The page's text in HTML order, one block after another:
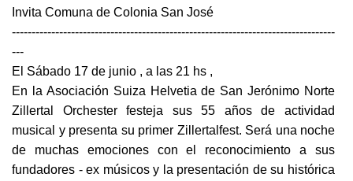
Invita Comuna de Colonia San José
----------------------------------------------------------------------------------
---
El Sábado 17 de junio , a las 21 hs ,
En la Asociación Suiza Helvetia de San Jerónimo Norte
Zillertal Orchester festeja sus 55 años de actividad
musical y presenta su primer Zillertalfest. Será una noche
de muchas emociones con el reconocimiento a sus
fundadores - ex músicos y la presentación de su histórica